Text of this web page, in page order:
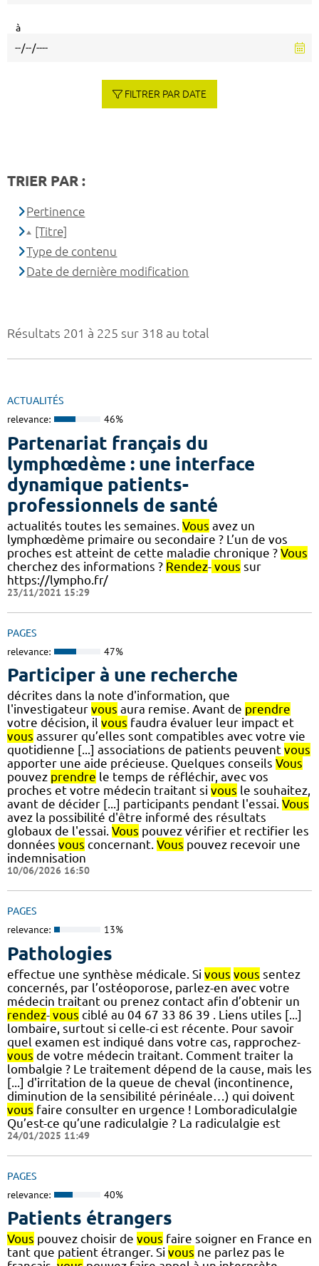
Résultats 201 à 225 sur 318 au total
ACTUALITÉS
relevance: 46%
Partenariat français du
lymphœdème : une interface
dynamique patients-
professionnels de santé
actualités toutes les semaines. Vous avez un
lymphœdème primaire ou secondaire ? L’un de vos
proches est atteint de cette maladie chronique ? Vous
cherchez des informations ? Rendez- vous sur
https://lympho.fr/
23/11/2021 15:29
PAGES
relevance: 47%
Participer à une recherche
décrites dans la note d'information, que
l'investigateur vous aura remise. Avant de prendre
votre décision, il vous faudra évaluer leur impact et
vous assurer qu’elles sont compatibles avec votre vie
quotidienne [...] associations de patients peuvent vous
apporter une aide précieuse. Quelques conseils Vous
pouvez prendre le temps de réfléchir, avec vos
proches et votre médecin traitant si vous le souhaitez,
avant de décider [...] participants pendant l'essai. Vous
avez la possibilité d'être informé des résultats
globaux de l'essai. Vous pouvez vérifier et rectifier les
données vous concernant. Vous pouvez recevoir une
indemnisation
10/06/2026 16:50
PAGES
relevance: 13%
Pathologies
effectue une synthèse médicale. Si vous vous sentez
concernés, par l’ostéoporose, parlez-en avec votre
médecin traitant ou prenez contact afin d’obtenir un
rendez- vous ciblé au 04 67 33 86 39 . Liens utiles [...]
lombaire, surtout si celle-ci est récente. Pour savoir
quel examen est indiqué dans votre cas, rapprochez-
vous de votre médecin traitant. Comment traiter la
lombalgie ? Le traitement dépend de la cause, mais les
[...] d'irritation de la queue de cheval (incontinence,
diminution de la sensibilité périnéale…) qui doivent
vous faire consulter en urgence ! Lomboradiculalgie
Qu’est-ce qu’une radiculalgie ? La radiculalgie est
24/01/2025 11:49
PAGES
relevance: 40%
Patients étrangers
Vous pouvez choisir de vous faire soigner en France en
tant que patient étranger. Si vous ne parlez pas le
à
FILTRER PAR DATE
TRIER PAR :
Pertinence
[Titre]
Type de contenu
Date de dernière modification